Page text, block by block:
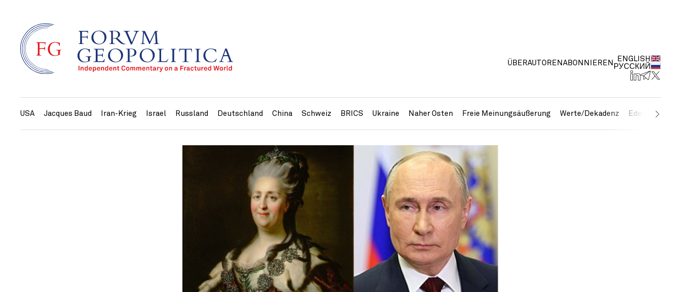
ÜBERAUTOREN ABONNIEREN
ENGLISH
РУССКИЙ
USA Jacques Baud Iran-Krieg Israel Russland Deutschland China Schweiz BRICS Ukraine Naher Osten Freie Meinungsäußerung Werte/Dekadenz Edelmetalle